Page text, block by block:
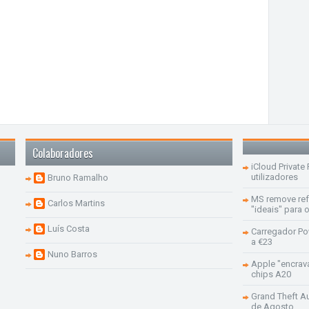
Colaboradores
Bruno Ramalho
Carlos Martins
Luís Costa
Nuno Barros
iCloud Private
utilizadores
MS remove
"ideais" para
Carregador
a €23
Apple
chips A20
Grand Theft
de Agosto